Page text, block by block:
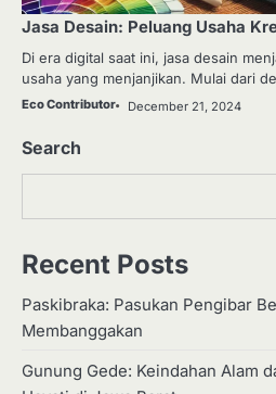
Jasa Desain: Peluang Usaha
Di era digital saat ini, jasa desain
usaha yang menjanjikan. Mulai dari
Eco Contributor December 21, 2024
Search
Recent Posts
Paskibraka: Pasukan Pengibar
Membanggakan
Gunung Gede: Keindahan Alam